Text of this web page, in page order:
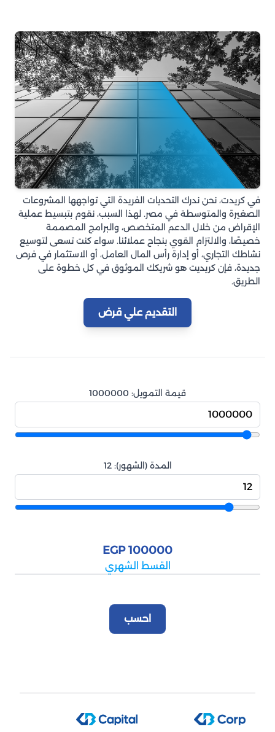
في كريدت، نحن ندرك التحديات الفريدة التي تواجهها المشروعات
الصغيرة والمتوسطة في مصر. لهذا السبب، نقوم بتبسيط عملية
الإقراض من خلال الدعم المتخصص، والبرامج المصممة
خصيصًا، والالتزام القوي بنجاح عملائنا. سواء كنت تسعى لتوسيع
نشاطك التجاري، أو إدارة رأس المال العامل، أو الاستثمار في فرص
جديدة، فإن كريديت هو شريكك الموثوق في كل خطوة على
الطريق.
التقديم علي قرض
قيمة التمويل: 1000000
المدة (الشهور):12
100000 EGP
القسط الشهري
احسب